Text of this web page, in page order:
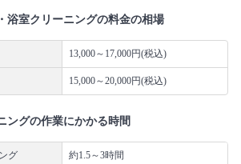
浴室クリーニングの料金の相場
13,000～17,000円(税込)
15,000～20,000円(税込)
ングの作業にかかる時間
グ 約1.5～3時間